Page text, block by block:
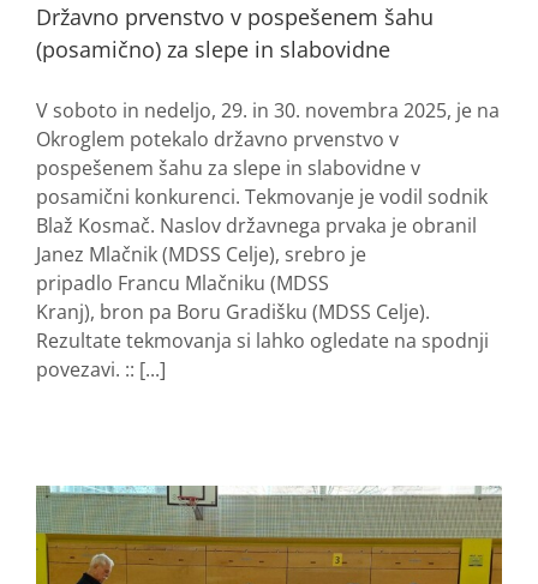
Državno prvenstvo v pospešenem šahu
(posamično) za slepe in slabovidne
V soboto in nedeljo, 29. in 30. novembra 2025, je na
Okroglem potekalo državno prvenstvo v
pospešenem šahu za slepe in slabovidne v
posamični konkurenci. Tekmovanje je vodil sodnik
Blaž Kosmač. Naslov državnega prvaka je obranil
Janez Mlačnik (MDSS Celje), srebro je
pripadlo Francu Mlačniku (MDSS
Kranj), bron pa Boru Gradišku (MDSS Celje).
Rezultate tekmovanja si lahko ogledate na spodnji
povezavi. :: [...]